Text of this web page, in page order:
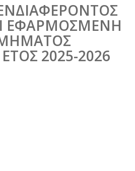
ΕΦΑΡΜΟΣΜΕΝΗ
2025-2026